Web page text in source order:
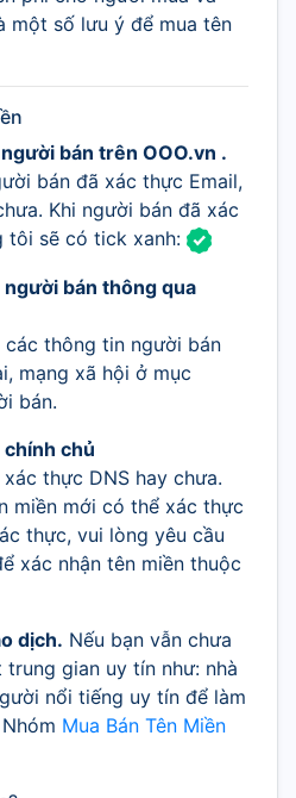
một số lưu ý để mua tên
bán trên OOO.vn .
bán đã xác thực Email,
Khi người bán đã xác
tôi sẽ có tick xanh:
bán thông qua
thông tin người bán
mạng xã hội ở mục
bán.
chủ
thực DNS hay chưa.
miền mới có thể xác thực
thực, vui lòng yêu cầu
xác nhận tên miền thuộc
dịch. Nếu bạn vẫn chưa
gian uy tín như: nhà
nổi tiếng uy tín để làm
Mua Bán Tên Miền